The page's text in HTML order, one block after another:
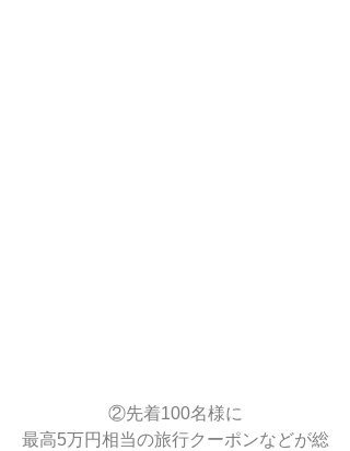
②先着100名様に
最高5万円相当の旅行クーポンなどが総